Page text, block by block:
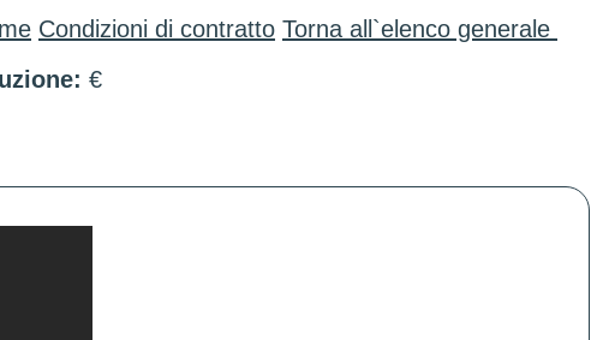
Condizioni di contratto Torna all`elenco generale
€